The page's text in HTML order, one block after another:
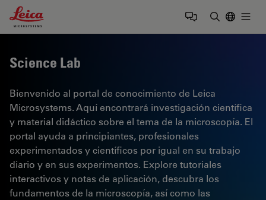
Leica Microsystems Logo
Science Lab
Bienvenido al portal de conocimiento de Leica
Microsystems. Aquí encontrará investigación científica
y material didáctico sobre el tema de la microscopía. El
portal ayuda a principiantes, profesionales
experimentados y científicos por igual en su trabajo
diario y en sus experimentos. Explore tutoriales
interactivos y notas de aplicación, descubra los
fundamentos de la microscopía, así como las